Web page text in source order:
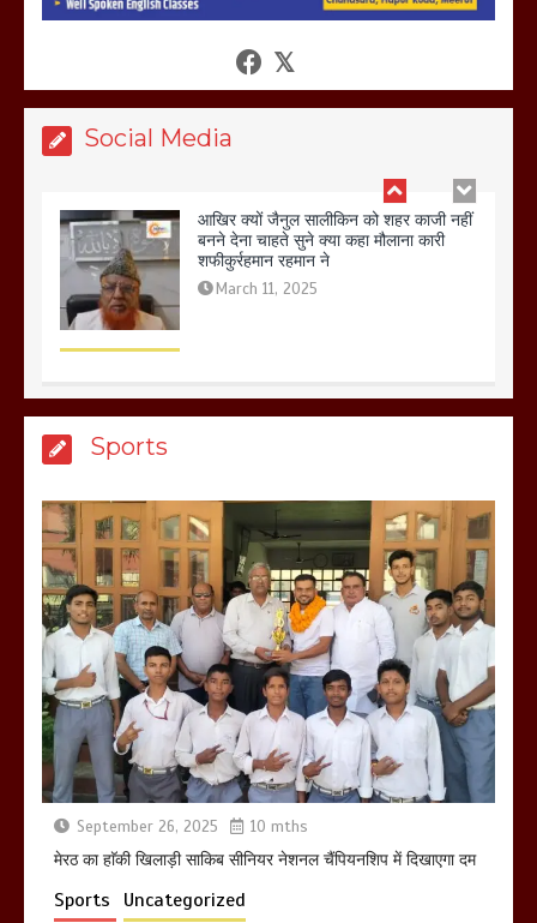
Social Media
आखिर क्यों जैनुल सालीकिन को शहर काजी नहीं
शफीकुर्रहमान रहमान ने
बिजली विभाग से परेशान होकर बागपत में एक संत
ने सरकार को दी आमरण अनशन की चेतावनी
March 8, 2025
March 6, 2025
होलिका रखने पर लात मार कर होलिका को किया
तहस नहस,मोहल्ले वालों के साथ की गई गाली
गलोच ,कहा अगर रखी गई होली तो होगा खून
खराबा,
March 11, 2025
Sports
September 26, 2025 10 mths
मेरठ का हाॅकी खिलाड़ी साकिब सीनियर नेशनल चैंपियनशिप में दिखाएगा दम
Sports Uncategorized